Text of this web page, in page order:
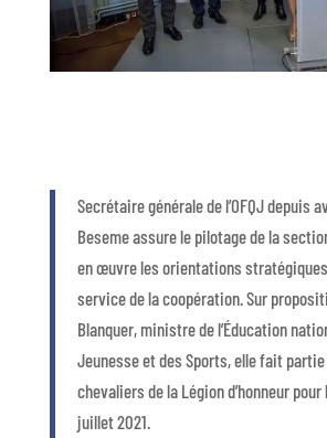
Secrétaire générale de l’OFQJdepuis
Besemeassurele pilotage de la
en œuvre les orientations stratégiques
service de la coopération.Sur
Blanquer, ministre de l’Éducation
Jeunesse et des Sports, elle fait
chevaliers de la Légion d’honneur
juillet 2021.